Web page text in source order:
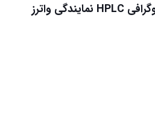
column oven کروماتوگرافی HPLC نمایندگی واترز